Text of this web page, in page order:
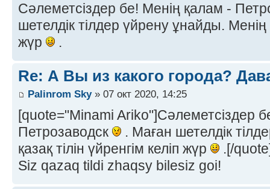
Сәлеметсіздер бе! Менің қалам -
шетелдік тілдер үйрену ұнайды. Менің
жүр
.
Re: А Вы из какого города?
Palinrom Sky» 07 окт 2020, 14:25
[quote="Minami Ariko"]Сәлеметсіздер
Петрозаводск
. Маған шетелдік
қазақ тілін үйренгім келіп жүр
.[/
Siz qazaq tildi zhaqsy bilesiz goi!